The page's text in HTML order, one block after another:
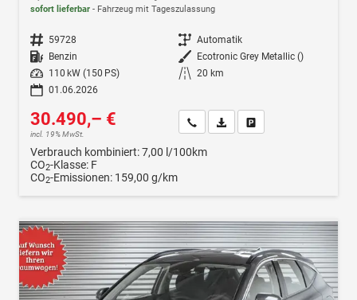
sofort lieferbar Fahrzeug mit Tageszulassung
Fahrzeugnr. 59728 Getriebe Automatik
Kraftstoff Benzin Außenfarbe Ecotronic Grey Metallic ()
Leistung
110 kW (150 PS) Kilometerstand 20 km
01.06.2026
30.490,– €
incl. 19% MwSt.
Wir rufen Sie anFahrzeugexposé (PDF)
Verbrauch kombiniert:7,00 l/100km
CO2-Klasse: F
CO2-Emissionen: 159,00 g/km